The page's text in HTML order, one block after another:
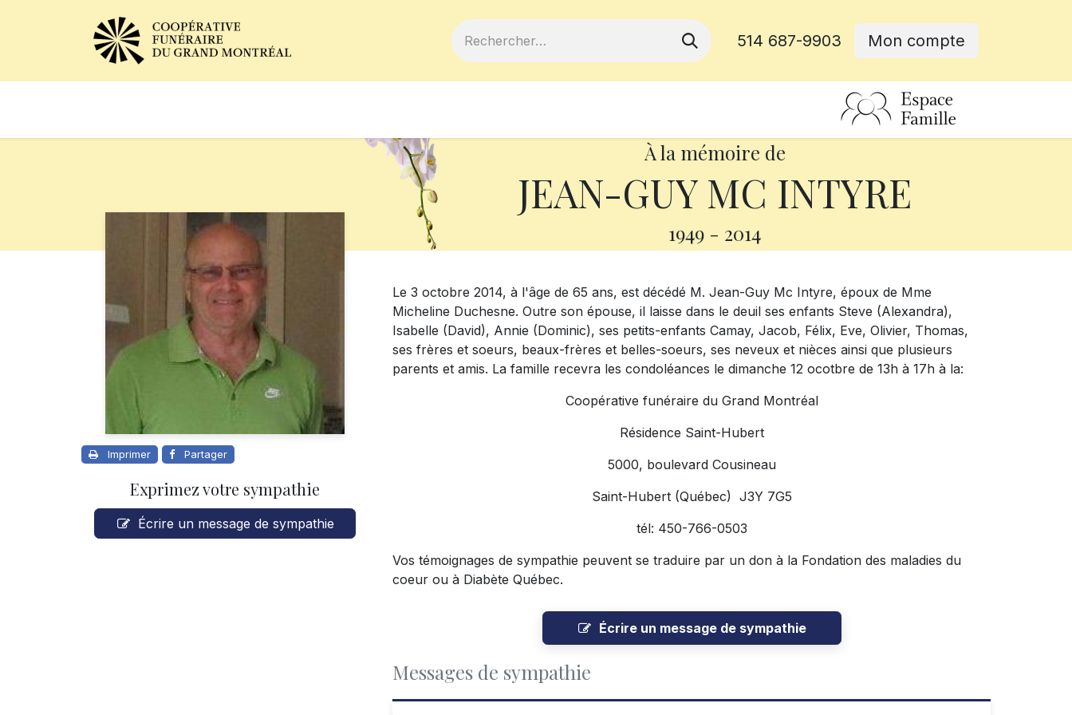
514 687-9903 Mon compte
À la mémoire de
JEAN-GUY MC INTYRE
1949 - 2014
Imprimer Partager
Exprimez votre sympathie
Écrire un message de sympathie
Le 3 octobre 2014, à l'âge de 65 ans, est décédé M. Jean-Guy Mc Intyre, époux de Mme
Micheline Duchesne. Outre son épouse, il laisse dans le deuil ses enfants Steve (Alexandra),
Isabelle (David), Annie (Dominic), ses petits-enfants Camay, Jacob, Félix, Eve, Olivier, Thomas,
ses frères et soeurs, beaux-frères et belles-soeurs, ses neveux et nièces ainsi que plusieurs
parents et amis. La famille recevra les condoléances le dimanche 12 ocotbre de 13h à 17h à la:
Coopérative funéraire du Grand Montréal
Résidence Saint-Hubert
5000, boulevard Cousineau
Saint-Hubert (Québec) J3Y 7G5
tél: 450-766-0503
Vos témoignages de sympathie peuvent se traduire par un don à la Fondation des maladies du
coeur ou à Diabète Québec.
Écrire un message de sympathie
Messages de sympathie